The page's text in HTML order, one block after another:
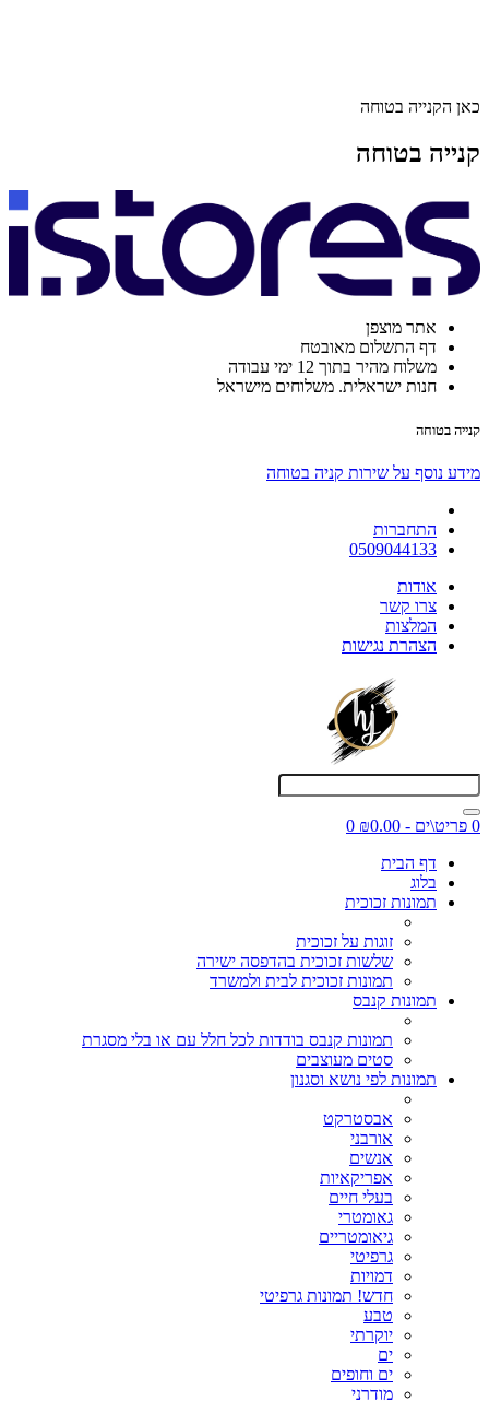
כאן הקנייה בטוחה
קנייה בטוחה
אתר מוצפן
דף התשלום מאובטח
משלוח מהיר בתוך 12 ימי עבודה
חנות ישראלית. משלוחים מישראל
קנייה בטוחה
מידע נוסף על שירות קניה בטוחה
התחברות
0509044133
אודות
צרו קשר
המלצות
הצהרת נגישות
0 פריט\ים - ₪0.00
0
דף הבית
בלוג
תמונות זכוכית
זוגות על זכוכית
שלשות זכוכית בהדפסה ישירה
תמונות זכוכית לבית ולמשרד
תמונות קנבס
תמונות קנבס בודדות לכל חלל עם או בלי מסגרת
סטים מעוצבים
תמונות לפי נושא וסגנון
אבסטרקט
אורבני
אנשים
אפריקאיות
בעלי חיים
גאומטרי
גיאומטריים
גרפיטי
דמויות
חדש! תמונות גרפיטי
טבע
יוקרתי
ים
ים וחופים
מודרני